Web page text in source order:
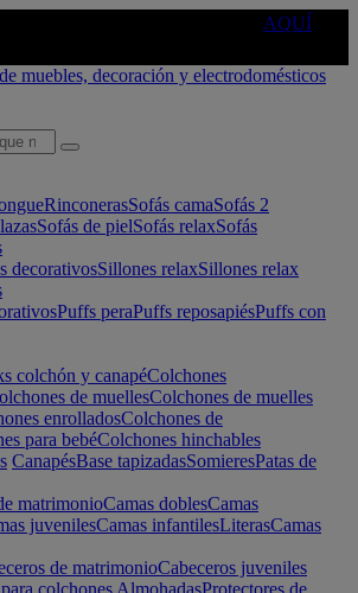
AQUÍ
RinconerasSofás camaSofás 2
Sofás de pielSofás relaxSofás
decorativosSillones relaxSillones relax
Puffs peraPuffs reposapiésPuffs con
colchón y canapéColchones
de muellesColchones de muelles
enrolladosColchones de
para bebéColchones hinchables
CanapésBase tapizadasSomieresPatas de
matrimonioCamas doblesCamas
juvenilesCamas infantilesLiterasCamas
de matrimonioCabeceros juveniles
colchones AlmohadasProtectores de